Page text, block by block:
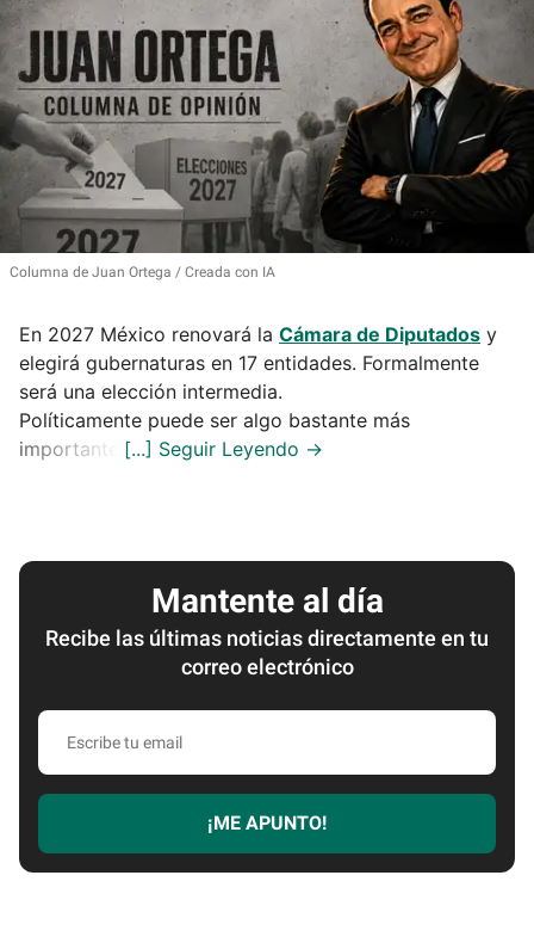
Columna de Juan Ortega Creada con IA
En 2027 México renovará la Cámara de Diputados y
elegirá gubernaturas en 17 entidades. Formalmente
será una elección intermedia.
Políticamente puede ser algo bastante más
importante:
Mantente al día
Recibe las últimas noticias directamente en tu
correo electrónico
Escribe
email
¡ME APUNTO!